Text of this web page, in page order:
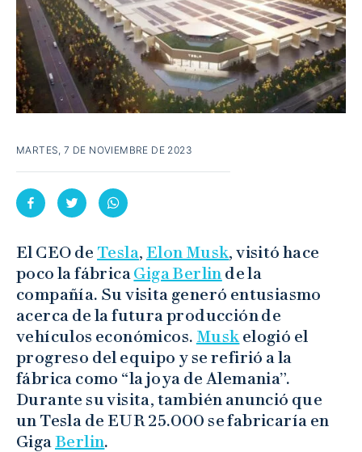
MARTES, 7 DE NOVIEMBRE DE 2023
El CEO de Tesla, Elon Musk, visitó hace
poco la fábricaGiga Berlin de la
compañía. Su visita generó entusiasmo
acerca de la futura producción de
vehículos económicos. Musk elogió el
progreso del equipo y se refirió a la
fábrica como “la joya de Alemania”.
Durante su visita, también anunció que
un Tesla de EUR 25.000 se fabricaría en
GigaBerlin.